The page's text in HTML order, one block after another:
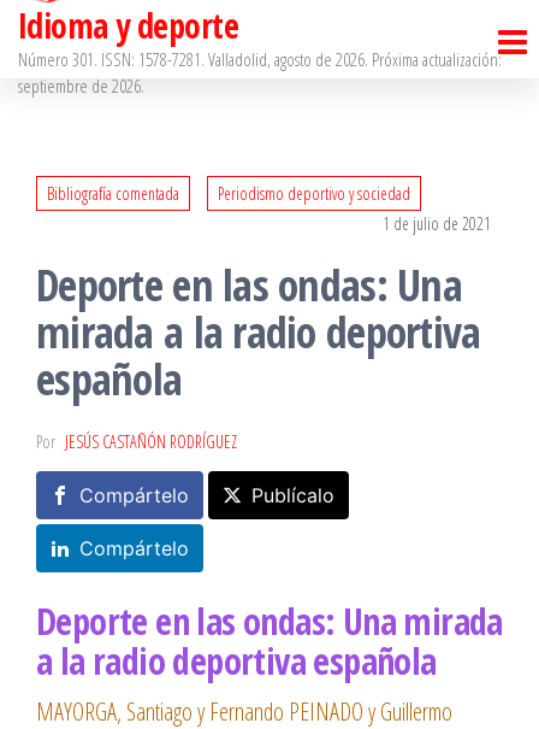
Idioma y deporte
Número 301. ISSN: 1578-7281. Valladolid, agosto de 2026. Próxima actualización:
septiembre de 2026.
Bibliografía comentada
Periodismo deportivo y sociedad
1 de julio de 2021
Deporte en las ondas: Una
mirada a la radio deportiva
española
Por JESÚS CASTAÑÓN RODRÍGUEZ
Compártelo Publícalo
Compártelo
Deporte en las ondas: Una mirada
a la radio deportiva española
MAYORGA, Santiago y Fernando PEINADO y Guillermo